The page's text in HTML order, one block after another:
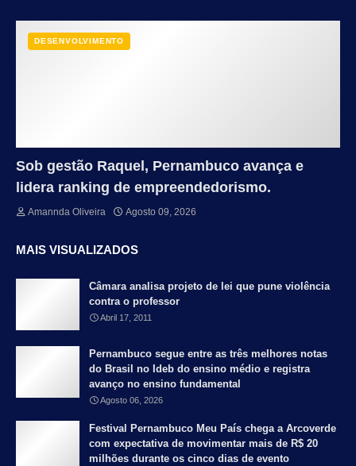
DESENVOLVIMENTO
Sob gestão Raquel, Pernambuco avança e
lidera ranking de empreendedorismo.
Amannda Oliveira Agosto 09, 2026
MAIS VISUALIZADOS
Câmara analisa projeto de lei que pune violência
contra o professor
Abril 17, 2011
Pernambuco segue entre as três melhores notas
do Brasil no Ideb do ensino médio e registra
avanço no ensino fundamental
Agosto 06, 2026
Festival Pernambuco Meu País chega a Arcoverde
com expectativa de movimentar mais de R$ 20
milhões durante os cinco dias de evento